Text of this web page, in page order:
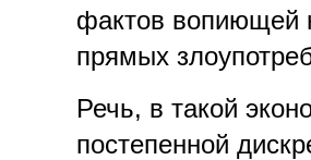
фактов вопиющей
прямых
Речь, в такой
постепенной